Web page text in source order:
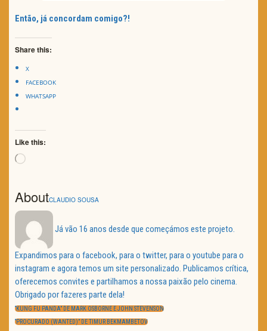
Então, já concordam comigo?!
Share this:
X
FACEBOOK
WHATSAPP
Like this:
Loading…
AboutCLAUDIO SOUSA
Já vão 16 anos desde que começámos este projeto.
Expandimos para o facebook, para o twitter, para o youtube para o
instagram e agora temos um site personalizado. Publicamos crítica,
oferecemos convites e partilhamos a nossa paixão pelo cinema.
Obrigado por fazeres parte dela!
Navegação
de
artigos
PREVIOUS
“KUNG FU PANDA” DE MARK OSBORNE E JOHN STEVENSON
NEXT
“PROCURADO (WANTED)” DE TIMUR BEKMAMBETOV